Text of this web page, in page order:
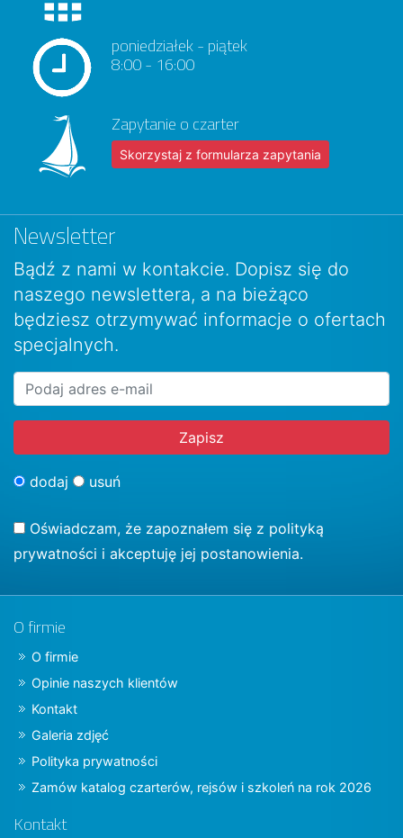
poniedziałek - piątek
8:00 - 16:00
Zapytanie o czarter
Skorzystaj z formularza zapytania
Newsletter
Bądź z nami w kontakcie. Dopisz się do
naszego newslettera, a na bieżąco
będziesz otrzymywać informacje o ofertach
specjalnych.
dodaj usuń
Oświadczam, że zapoznałem się z polityką
prywatności i akceptuję jej postanowienia.
O firmie
O firmie
Opinie naszych klientów
Kontakt
Galeria zdjęć
Polityka prywatności
Zamów katalog czarterów, rejsów i szkoleń na rok 2026
Kontakt